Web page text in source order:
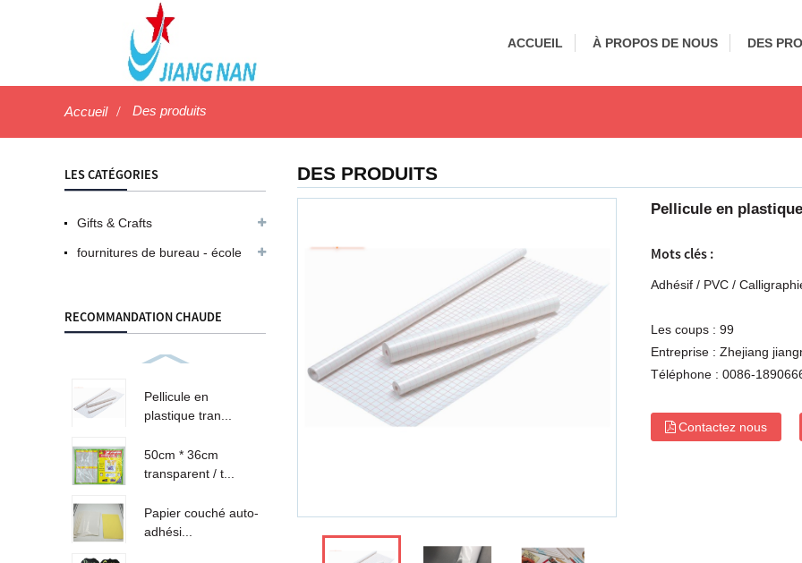
ACCUEIL À PROPOS DE NOUS DES
Accueil Des produits
LES CATÉGORIES
Gifts & Crafts
fournitures de bureau - école
RECOMMANDATION CHAUDE
Pellicule en
plastique tran...
50cm * 36cm
transparent / t...
Papier couché auto-
adhési...
DES PRODUITS
Pellicule en
Mots clés :
Adhésif / PVC /
Les coups :99
Entreprise :Zhejiang
Téléphone :0086-
Contactez nous